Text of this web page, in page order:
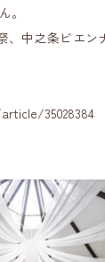
。
、中之条ビエン
35028384